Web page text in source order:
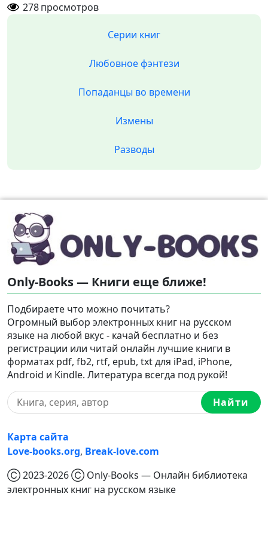
278просмотров
Серии книг
Любовное фэнтези
Попаданцы во времени
Измены
Разводы
Only-Books — Книги еще ближе!
Подбираете что можно почитать?
Огромный выбор электронных книг на русском
языке на любой вкус - качай бесплатно и без
регистрации или читай онлайн лучшие книги в
форматах pdf, fb2, rtf, epub, txt для iPad, iPhone,
Android и Kindle. Литература всегда под рукой!
Найти
Карта сайта
Love-books.org, Break-love.com
Ⓒ 2023-2026 Ⓒ Only-Books — Онлайн библиотека
электронных книг на русском языке